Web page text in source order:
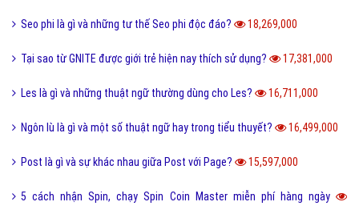
Seo phi là gì và những tư thế Seo phi độc đáo? 18,269,000
Tại sao từ GNITE được giới trẻ hiện nay thích sử dụng? 17,381,000
Les là gì và những thuật ngữ thường dùng cho Les? 16,711,000
Ngôn lù là gì và một số thuật ngữ hay trong tiểu thuyết? 16,499,000
Post là gì và sự khác nhau giữa Post với Page? 15,597,000
5 cách nhận Spin, chạy Spin Coin Master miễn phí hàng ngày